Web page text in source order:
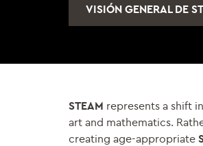
VISIÓN GENERAL DE
STEAM represents a shift
art and mathematics.
creating age-appropriate